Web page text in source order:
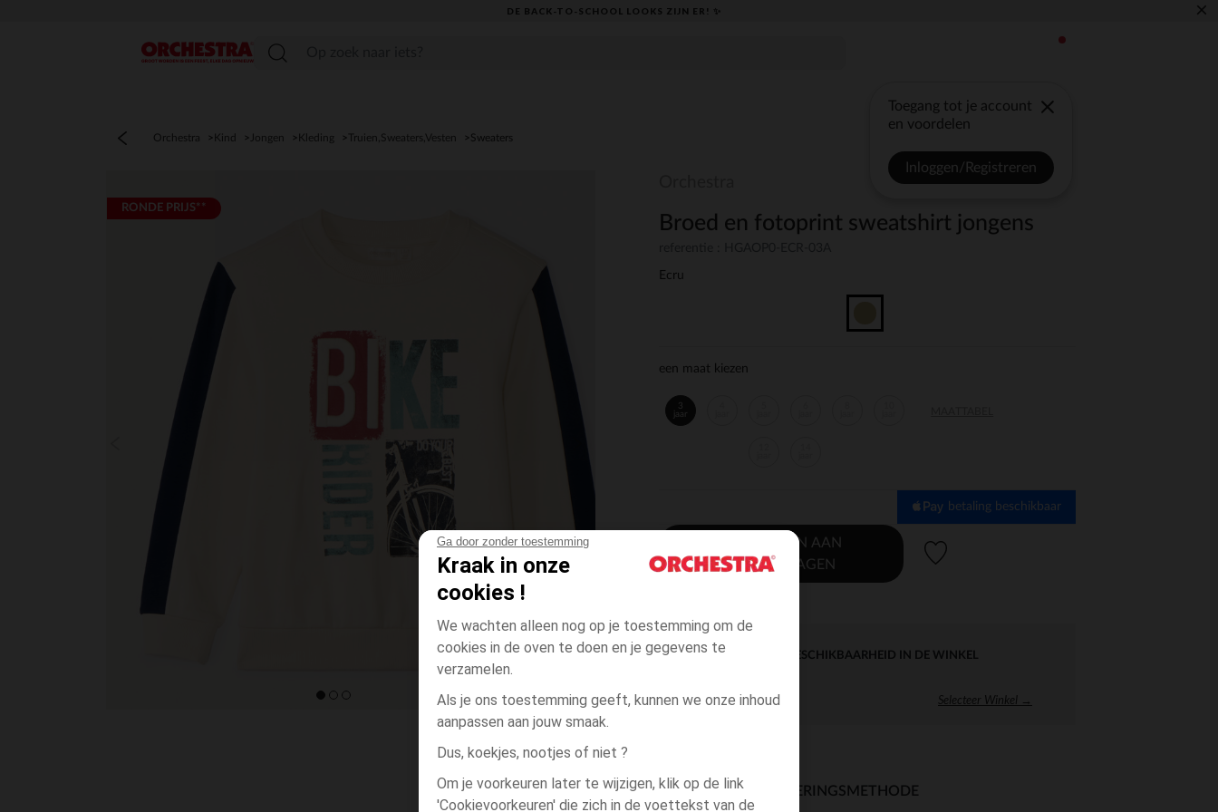
Ga door zonder toestemming
Kraak in onze
cookies !
We wachten alleen nog op je toestemming om de
cookies in de oven te doen en je gegevens te
verzamelen.
Als je ons toestemming geeft, kunnen we onze inhoud
aanpassen aan jouw smaak.
Dus, koekjes, nootjes of niet ?
Om je voorkeuren later te wijzigen, klik op de link
'Cookievoorkeuren' die zich in de voettekst van de
DE BACK-TO-SCHOOL LOOKS ZIJN ER! ✨ ×
menu
Toegang tot je account
en voordelen
Inloggen/Registreren
Orchestra Kind Jongen Kleding Truien,Sweaters,Vesten Sweaters
RONDE PRIJS**
Broed en fotoprint sweatshirt jongens
Ecru
een maat kiezen
3
jaar
betaling beschikbaar
TOEVOEGEN AAN
WINKELWAGEN
DIRECTE BESCHIKBAARHEID IN DE WINKEL
Selecteer Winkel →
BESCHIKBAARE LEVERINGSMETHODE